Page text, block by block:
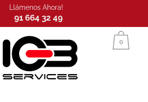
Llámenos Ahora!
91 664 32 49
Inicio 0